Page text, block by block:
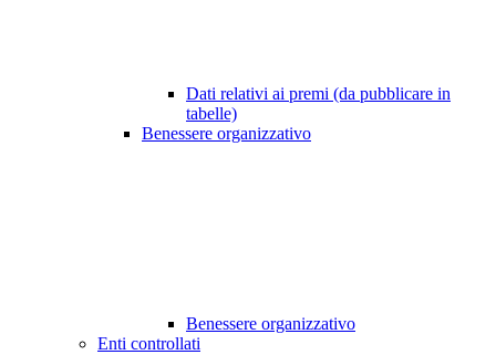
Dati relativi ai premi (da pubblicare in
tabelle)
Benessere organizzativo
Benessere organizzativo
Enti controllati